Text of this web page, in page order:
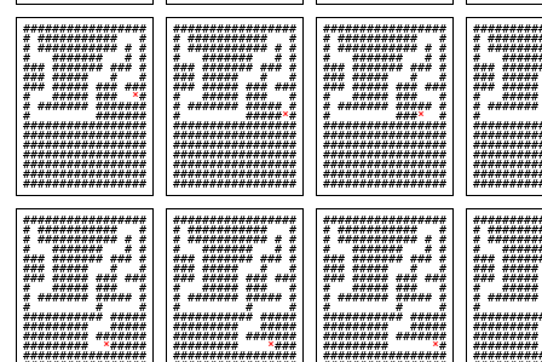
#################
# ########### #
# ########### # #
# ####### # #
### ####### ### #
### ##### # #
### ##### ### ###
# ##### ### *#
# ####### #######
# #######
#################
#################
#################
#################
#################
#################
#################
#################
# ########### #
# ########### # #
# ####### # #
### ####### ### #
### ##### # #
### ##### ### ###
# ##### ### #
# ####### ##### #
# #####*#
#################
#################
#################
#################
#################
#################
#################
#################
# ########### #
# ########### # #
# ####### # #
### ####### ### #
### ##### # #
### ##### ### ###
# ##### ### #
# ####### ##### #
# ###* #
#################
#################
#################
#################
#################
#################
#################
#
#
#
###
###
###
#
#
#
#################
# ########### #
# ########### # #
# ####### # #
### ####### ### #
### ##### # #
### ##### ### ###
# ##### ### #
# ####### ##### #
# # #
########### #####
######### #####
######### #######
######### *#####
#################
#################
# ########### #
# ########### # #
# ####### # #
### ####### ### #
### ##### # #
### ##### ### ###
# ##### ### #
# ####### ##### #
# # #
########### #####
######### #####
######### #######
######### *###
#################
#################
# ########### #
# ########### # #
# ####### # #
### ####### ### #
### ##### # #
### ##### ### ###
# ##### ### #
# ####### ##### #
# # #
########### #####
######### #####
######### #######
######### *#
#################
#
#
#
###
###
###
#
#
#